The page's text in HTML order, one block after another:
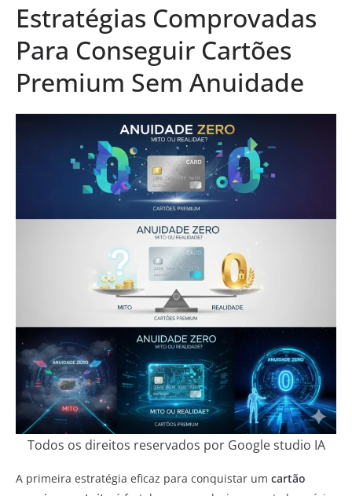
Estratégias Comprovadas
Para Conseguir Cartões
Premium Sem Anuidade
Todos os direitos reservados por Google studio IA
A primeira estratégia eficaz para conquistar um cartão